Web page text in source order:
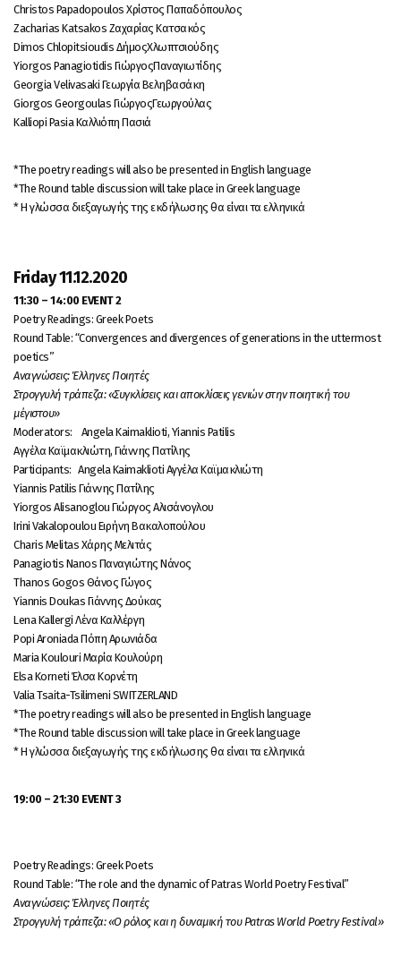
Christos Papadopoulos Χρίστος Παπαδόπουλος
Zacharias Katsakos Ζαχαρίας Κατσακός
Dimos Chlopitsioudis ΔήμοςΧλωπτσιούδης
Yiorgos Panagiotidis ΓιώργοςΠαναγιωτίδης
Georgia Velivasaki Γεωργία Βεληβασάκη
Giorgos Georgoulas ΓιώργοςΓεωργούλας
Kalliopi Pasia Καλλιόπη Πασιά
*Τhe poetry readings will also be presented in English language
*The Round table discussion will take place in Greek language
* Η γλώσσα διεξαγωγής της εκδήλωσης θα είναι τα ελληνικά
Friday 11.12.2020
11:30 – 14:00 EVENT 2
Poetry Readings: Greek Poets
Round Table: “Convergences and divergences of generations in the uttermost
poetics”
Αναγνώσεις: Έλληνες Ποιητές
Στρογγυλή τράπεζα: «Συγκλίσεις και αποκλίσεις γενιών στην ποιητική του
μέγιστου»
Moderators: Angela Kaimaklioti, Yiannis Patilis
Αγγέλα Καϊμακλιώτη, Γιάννης Πατίλης
Participants: Angela Kaimaklioti Αγγέλα Καϊμακλιώτη
Yiannis Patilis Γιάννης Πατίλης
Yiorgos Alisanoglou Γιώργος Αλισάνογλου
Irini Vakalopoulou Ειρήνη Βακαλοπούλου
Charis Melitas Χάρης Μελιτάς
Panagiotis Nanos Παναγιώτης Νάνος
Thanos Gogos Θάνος Γώγος
Yiannis Doukas Γιάννης Δούκας
Lena Kallergi Λένα Καλλέργη
Popi Aroniada Πόπη Αρωνιάδα
Maria Koulouri Μαρία Κουλούρη
Elsa Korneti Έλσα Κορνέτη
Valia Tsaita-Tsilimeni SWITZERLAND
*Τhe poetry readings will also be presented in English language
*The Round table discussion will take place in Greek language
* Η γλώσσα διεξαγωγής της εκδήλωσης θα είναι τα ελληνικά
19:00 – 21:30 EVENT3
Poetry Readings: Greek Poets
Round Table: “The role and the dynamic of Patras World Poetry Festival”
Αναγνώσεις: Έλληνες Ποιητές
Στρογγυλή τράπεζα: «Ο ρόλος και η δυναμική του Patras World Poetry Festival»